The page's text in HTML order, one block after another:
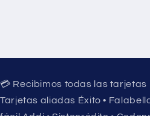
💳 Recibimos todas las tarjetas
Tarjetas aliadas Éxito •